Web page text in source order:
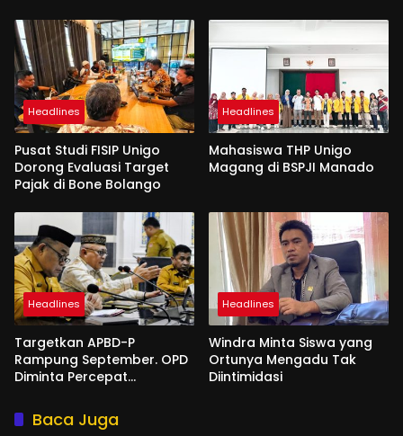
Headlines
Pusat Studi FISIP Unigo
Dorong Evaluasi Target
Pajak di Bone Bolango
Headlines
Mahasiswa THP Unigo
Magang di BSPJI Manado
Headlines
Targetkan APBD-P
Rampung September. OPD
Diminta Percepat
Headlines
Windra Minta Siswa yang
Ortunya Mengadu Tak
Diintimidasi
Baca Juga